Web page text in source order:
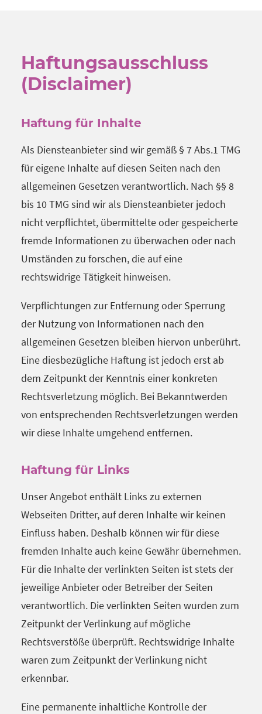
Haftungsausschluss
(Disclaimer)
Haftung für Inhalte
Als Diensteanbieter sind wir gemäß § 7 Abs.1 TMG
für eigene Inhalte auf diesen Seiten nach den
allgemeinen Gesetzen verantwortlich. Nach §§ 8
bis 10 TMG sind wir als Diensteanbieter jedoch
nicht verpflichtet, übermittelte oder gespeicherte
fremde Informationen zu überwachen oder nach
Umständen zu forschen, die auf eine
rechtswidrige Tätigkeit hinweisen.
Verpflichtungen zur Entfernung oder Sperrung
der Nutzung von Informationen nach den
allgemeinen Gesetzen bleiben hiervon unberührt.
Eine diesbezügliche Haftung ist jedoch erst ab
dem Zeitpunkt der Kenntnis einer konkreten
Rechtsverletzung möglich. Bei Bekanntwerden
von entsprechenden Rechtsverletzungen werden
wir diese Inhalte umgehend entfernen.
Haftung für Links
Unser Angebot enthält Links zu externen
Webseiten Dritter, auf deren Inhalte wir keinen
Einfluss haben. Deshalb können wir für diese
fremden Inhalte auch keine Gewähr übernehmen.
Für die Inhalte der verlinkten Seiten ist stets der
jeweilige Anbieter oder Betreiber der Seiten
verantwortlich. Die verlinkten Seiten wurden zum
Zeitpunkt der Verlinkung auf mögliche
Rechtsverstöße überprüft. Rechtswidrige Inhalte
waren zum Zeitpunkt der Verlinkung nicht
erkennbar.
Eine permanente inhaltliche Kontrolle der